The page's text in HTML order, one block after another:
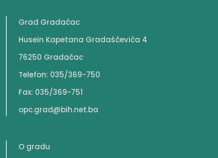
Grad Gradačac
Husein Kapetana Gradaščevića 4
76250 Gradačac
Telefon: 035/369-750
Fax: 035/369-751
opc.grad@bih.net.ba
O gradu